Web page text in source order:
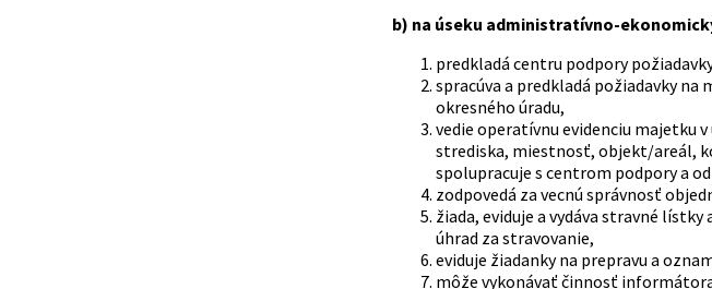
b) na úseku administratívno-
predkladá centru podpory
spracúva a predkladá požiadavky
okresného úradu,
vedie operatívnu evidenciu majetku
strediska, miestnosť, objekt/areál,
spolupracuje s centrom podpory a
zodpovedá za vecnú správnosť
žiada, eviduje a vydáva stravné
úhrad za stravovanie,
eviduje žiadanky na prepravu a
môže vykonávať činnosť